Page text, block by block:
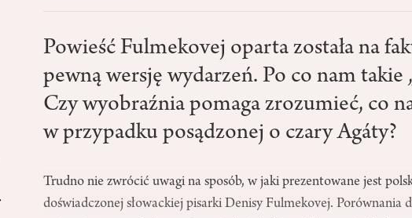
Powieść Fulmekovej oparta została na
pewną wersję wydarzeń. Po co nam takie
Czy wyobraźnia pomaga zrozumieć, co
w przypadku posądzonej o czary Agáty?
Trudno nie zwrócić uwagi na sposób, w jaki prezentowane jest
doświadczonej słowackiej pisarki Denisy Fulmekovej. Porównania